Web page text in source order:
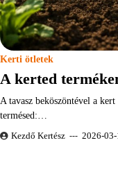
Kerti ötletek
A kerted
A tavasz beköszöntével a
termésed:…
Kezdő Kertész 2026-03-